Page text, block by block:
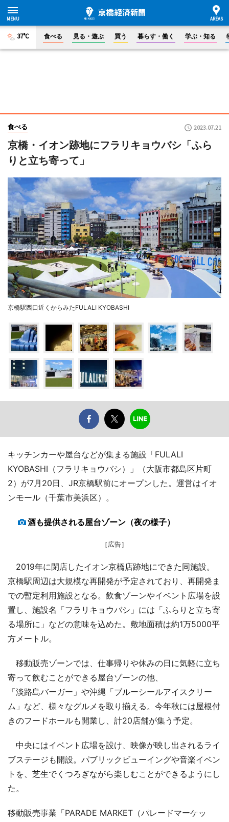
37°C 食べる 見る・遊ぶ 買う 暮らす・働く 学ぶ・知る
食べる 2023.07.21
京橋・イオン跡地にフラリキョウバシ「ふら
りと立ち寄って」
京橋駅西口近くからみたFULALI KYOBASHI
キッチンカーや屋台などが集まる施設「FULALI
KYOBASHI（フラリキョウバシ）」（大阪市都島区片町
2）が7月20日、JR京橋駅前にオープンした。運営はイオ
ンモール（千葉市美浜区）。
酒も提供される屋台ゾーン（夜の様子）
［広告］
2019年に閉店したイオン京橋店跡地にできた同施設。
京橋駅周辺は大規模な再開発が予定されており、再開発ま
での暫定利用施設となる。飲食ゾーンやイベント広場を設
置し、施設名「フラリキョウバシ」には「ふらりと立ち寄
る場所に」などの意味を込めた。敷地面積は約1万5000平
方メートル。
移動販売ゾーンでは、仕事帰りや休みの日に気軽に立ち
寄って飲むことができる屋台ゾーンの他、
「淡路島バーガー」や沖縄「ブルーシールアイスクリー
ム」など、様々なグルメを取り揃える。今年秋には屋根付
きのフードホールも開業し、計20店舗が集う予定。
中央にはイベント広場を設け、映像が映し出されるライ
ブステージも開設。パブリックビューイングや音楽イベン
トを、芝生でくつろぎながら楽しむことができるようにし
た。
移動販売事業「PARADE MARKET（パレードマーケッ